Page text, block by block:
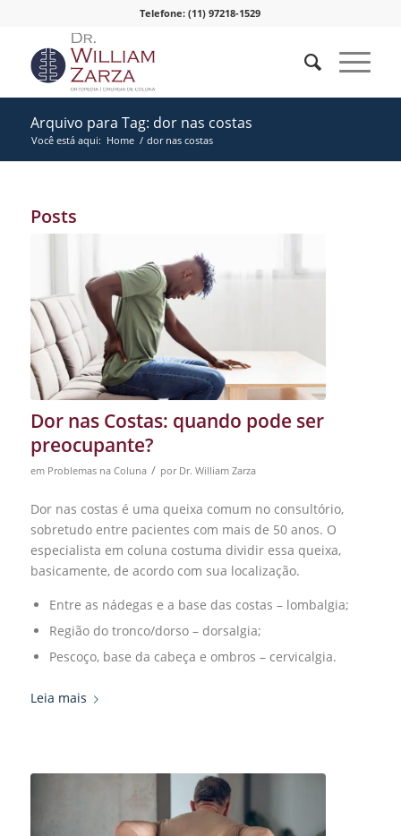
Telefone: (11) 97218-1529
Arquivo para Tag: dor nas costas
Você está aqui: Home / dor nas costas
Posts
Dor nas Costas: quando pode ser
preocupante?
em Problemas na Coluna / por Dr. William Zarza
Dor nas costas é uma queixa comum no consultório,
sobretudo entre pacientes com mais de 50 anos. O
especialista em coluna costuma dividir essa queixa,
basicamente, de acordo com sua localização.
Entre as nádegas e a base das costas – lombalgia;
Região do tronco/dorso – dorsalgia;
Pescoço, base da cabeça e ombros – cervicalgia.
Leia mais